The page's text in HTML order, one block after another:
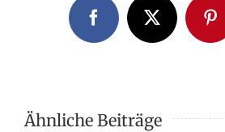
FacebookX
Ähnliche Beiträge